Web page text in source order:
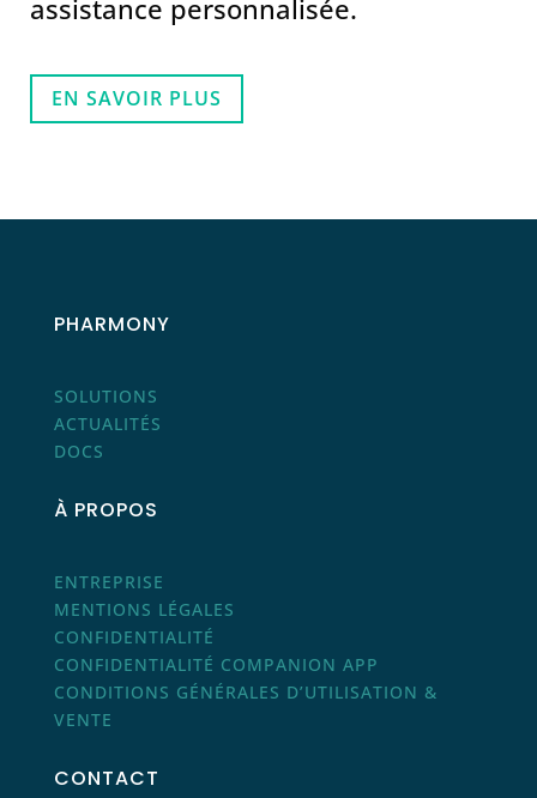
assistance personnalisée.
EN SAVOIR PLUS
PHARMONY
SOLUTIONS
ACTUALITÉS
DOCS
À PROPOS
ENTREPRISE
MENTIONS LÉGALES
CONFIDENTIALITÉ
CONFIDENTIALITÉ COMPANION APP
CONDITIONS GÉNÉRALES D’UTILISATION &
VENTE
CONTACT